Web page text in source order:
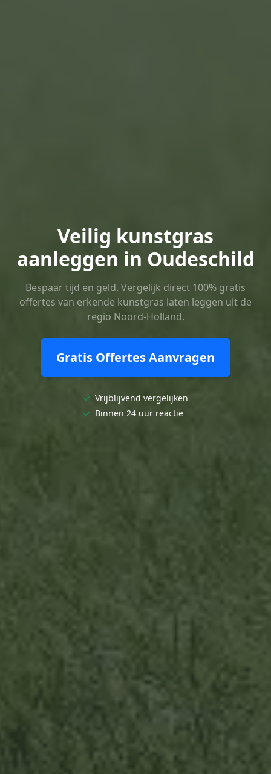
Veilig kunstgras
aanleggen in Oudeschild
Bespaar tijd en geld. Vergelijk direct 100% gratis
offertes van erkende kunstgras laten leggen uit de
regio Noord-Holland.
Gratis Offertes Aanvragen
✓ Vrijblijvend vergelijken
✓ Binnen 24 uur reactie